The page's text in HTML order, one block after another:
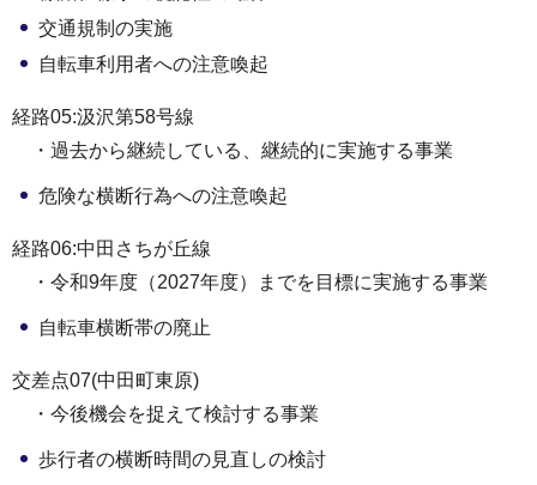
交通規制の実施
自転車利用者への注意喚起
経路05:汲沢第58号線
・過去から継続している、継続的に実施する事業
危険な横断行為への注意喚起
経路06:中田さちが丘線
・令和9年度（2027年度）までを目標に実施する事業
自転車横断帯の廃止
交差点07(中田町東原)
・今後機会を捉えて検討する事業
歩行者の横断時間の見直しの検討